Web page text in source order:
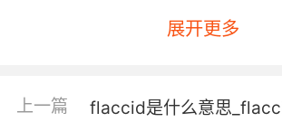
气泡饮料是将气体溶解在水中制成的
drinks this time of year.
展开更多
上一篇
flaccid是什么意思